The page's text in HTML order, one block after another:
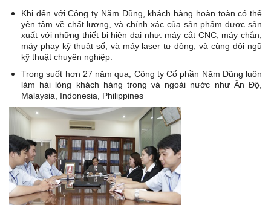
Khi đến với Công ty Năm Dũng, khách hàng hoàn toàn có thể
yên tâm về chất lượng, và chính xác của sản phẩm được sản
xuất với những thiết bị hiện đại như: máy cắt CNC, máy chắn,
máy phay kỹ thuật số, và máy laser tự động, và cùng đội ngũ
kỹ thuật chuyên nghiệp.
Trong suốt hơn 27 năm qua, Công ty Cổ phần Năm Dũng luôn
làm hài lòng khách hàng trong và ngoài nước như Ấn Độ,
Malaysia, Indonesia, Philippines